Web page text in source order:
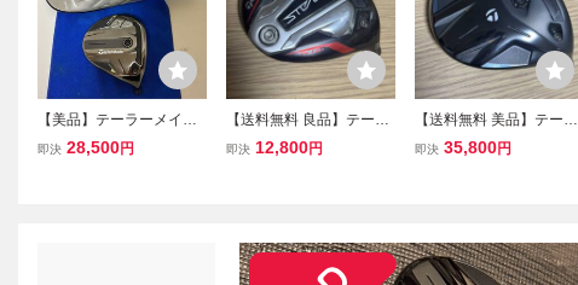
【美品】テーラーメイド
Qi35 3WHL フェアウェイ
即決 28,500円
【送料無料 良品】テーラ
ーメイド 3W ステルス 1
即決 12,800円
【送料無料 美品】テーラ
ーメイド 5W Qi4D 18° ヘ
即決 35,800円